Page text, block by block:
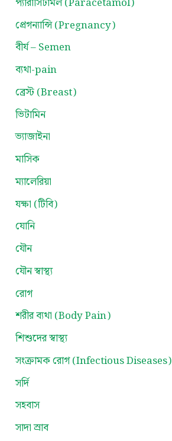
প্রেগন্যান্সি (Pregnancy)
বীর্য – Semen
ব্যথা-pain
ব্রেস্ট (Breast)
ভিটামিন
ভ্যাজাইনা
মাসিক
ম্যালেরিয়া
যক্ষা (টিবি)
যোনি
যৌন
যৌন স্বাস্থ্য
রোগ
শরীর ব্যথা (Body Pain)
শিশুদের স্বাস্থ্য
সংক্রামক রোগ (Infectious Diseases)
সর্দি
সহবাস
সাদা স্রাব